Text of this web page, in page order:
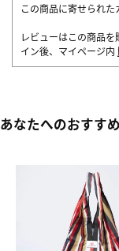
この商品に寄せられた
レビューはこの商品
イン後、マイページ内
あなたへのおすすめ